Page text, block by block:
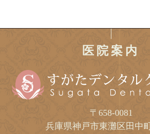
医院案内
〒658-0081
兵庫県神戸市東灘区田中